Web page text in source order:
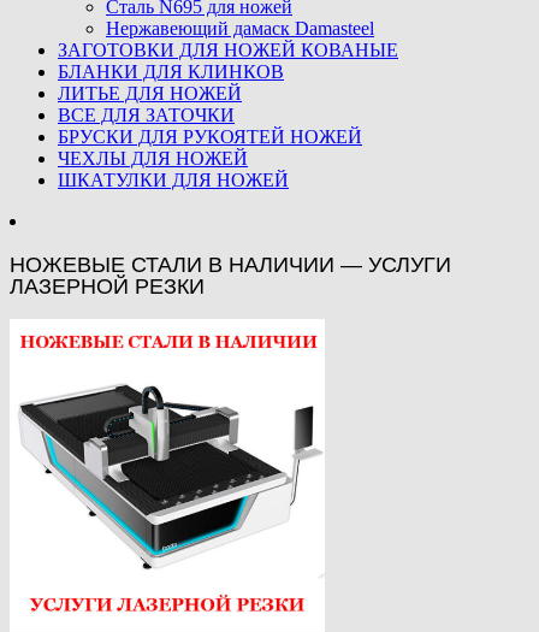
Сталь N695 для ножей
Нержавеющий дамаск Damasteel
ЗАГОТОВКИ ДЛЯ НОЖЕЙ КОВАНЫЕ
БЛАНКИ ДЛЯ КЛИНКОВ
ЛИТЬЕ ДЛЯ НОЖЕЙ
ВСЕ ДЛЯ ЗАТОЧКИ
БРУСКИ ДЛЯ РУКОЯТЕЙ НОЖЕЙ
ЧЕХЛЫ ДЛЯ НОЖЕЙ
ШКАТУЛКИ ДЛЯ НОЖЕЙ
НОЖЕВЫЕ СТАЛИ В НАЛИЧИИ — УСЛУГИ
ЛАЗЕРНОЙ РЕЗКИ